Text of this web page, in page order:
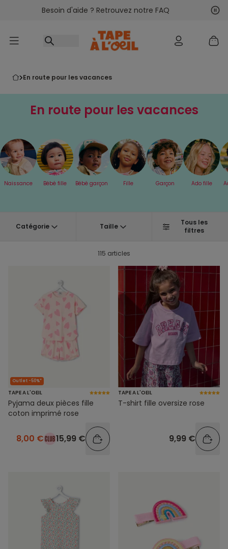
Accéder au contenu
Besoin d'aide ? Retrouvez notre FAQ
en route pour les vacances
En route pour les vacances
Naissance Bébé fille Bébé garçon Fille Garçon Ado fille
Catégorie Taille
Tous les
filtres
115 articles
Outlet -50%*
TAPE A L'OEIL
Pyjama deux pièces fille
coton imprimé rose
8,00 € 15,99 €
TAPE A L'OEIL
T-shirt fille oversize rose
9,99 €